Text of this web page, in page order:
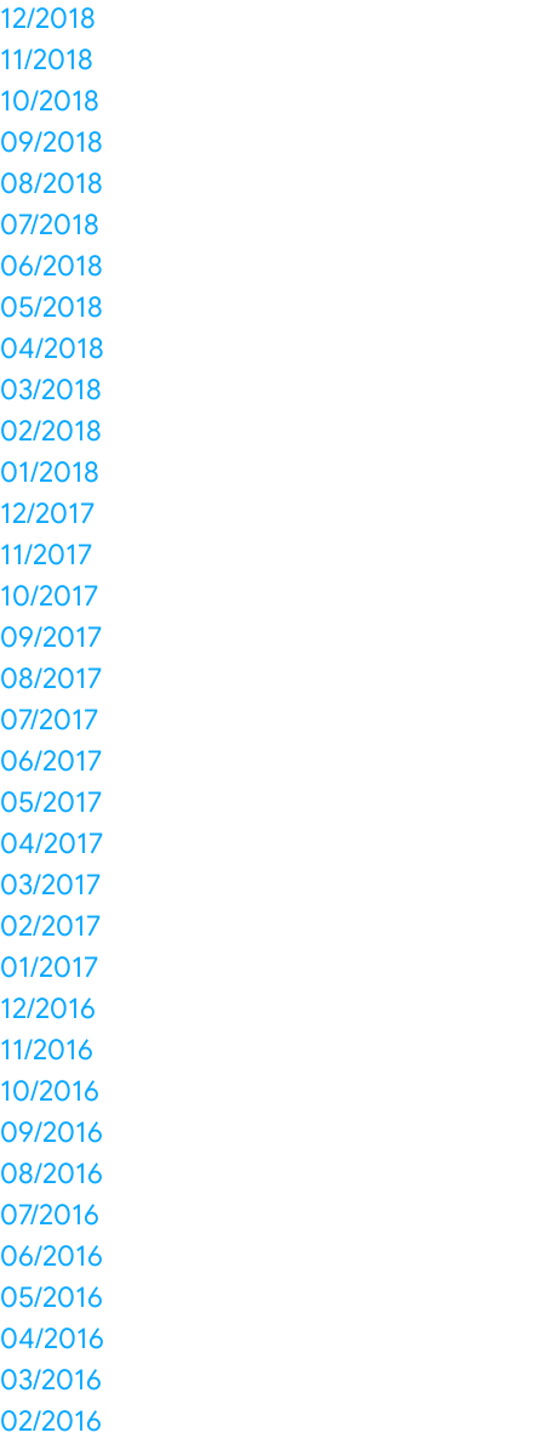
12/2018
11/2018
10/2018
09/2018
08/2018
07/2018
06/2018
05/2018
04/2018
03/2018
02/2018
01/2018
12/2017
11/2017
10/2017
09/2017
08/2017
07/2017
06/2017
05/2017
04/2017
03/2017
02/2017
01/2017
12/2016
11/2016
10/2016
09/2016
08/2016
07/2016
06/2016
05/2016
04/2016
03/2016
02/2016